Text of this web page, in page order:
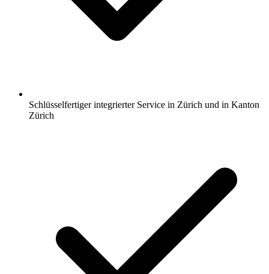
Schlüsselfertiger integrierter Service in Zürich und in Kanton
Zürich